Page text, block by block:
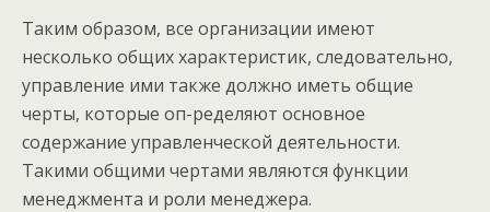
Таким образом, все организации имеют
несколько общих характеристик, следовательно,
управление ими также должно иметь общие
черты, которые оп-ределяют основное
содержание управленческой деятельности.
Такими общими чертами являются функции
менеджмента и роли менеджера.